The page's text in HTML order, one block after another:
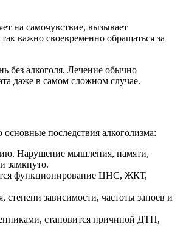
на самочувствие, вызывает
важно своевременно обращаться за
без алкоголя. Лечение обычно
даже в самом сложном случае.
последствия алкоголизма:
Нарушение мышления, памяти,
замкнуто.
функционирование ЦНС, ЖКТ,
зависимости, частоты запоев и
становится причиной ДТП,